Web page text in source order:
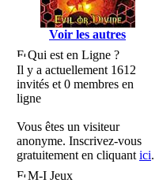
Voir les autres
Qui est en Ligne ?
Il y a actuellement 1612
invités et 0 membres en
ligne
Vous êtes un visiteur
anonyme. Inscrivez-vous
gratuitement en cliquant ici.
M-I Jeux